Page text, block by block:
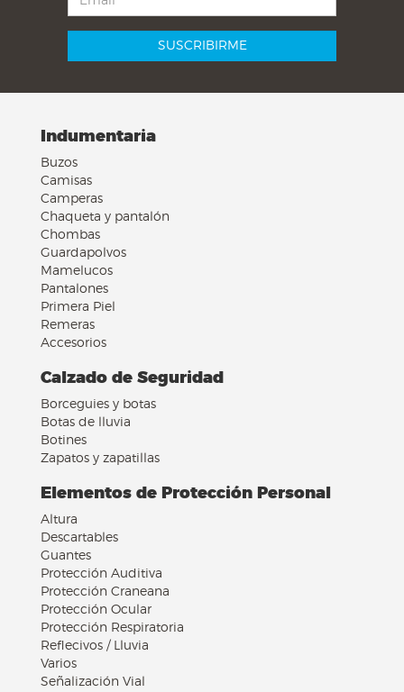
Indumentaria
Buzos
Camisas
Camperas
Chaqueta y pantalón
Chombas
Guardapolvos
Mamelucos
Pantalones
Primera Piel
Remeras
Accesorios
Calzado de Seguridad
Borceguies y botas
Botas de lluvia
Botines
Zapatos y zapatillas
Elementos de Protección Personal
Altura
Descartables
Guantes
Protección Auditiva
Protección Craneana
Protección Ocular
Protección Respiratoria
Reflecivos / Lluvia
Varios
Señalización Vial